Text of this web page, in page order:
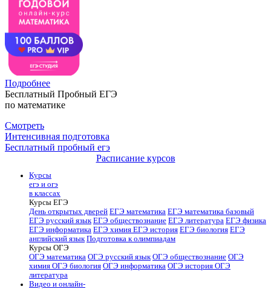
Подробнее
Бесплатный Пробный ЕГЭ
по математике
Смотреть
Интенсивная подготовка
Бесплатный пробный егэ
Расписание курсов
Курсы
егэ и огэ
в классах
Курсы ЕГЭ
День открытых дверей ЕГЭ математика ЕГЭ математика базовый
ЕГЭ русский язык ЕГЭ обществознание ЕГЭ литература ЕГЭ физика
ЕГЭ информатика ЕГЭ химия ЕГЭ история ЕГЭ биология ЕГЭ
английский язык Подготовка к олимпиадам
Курсы ОГЭ
ОГЭ математика ОГЭ русский язык ОГЭ обществознание ОГЭ
химия ОГЭ биология ОГЭ информатика ОГЭ история ОГЭ
литература
Видео и онлайн-